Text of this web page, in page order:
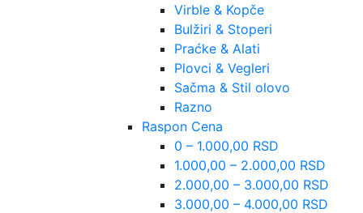
Virble & Kopče
Bulžiri & Stoperi
Praćke & Alati
Plovci & Vegleri
Sačma & Stil olovo
Razno
Raspon Cena
0 – 1.000,00 RSD
1.000,00 – 2.000,00 RSD
2.000,00 – 3.000,00 RSD
3.000,00 – 4.000,00 RSD